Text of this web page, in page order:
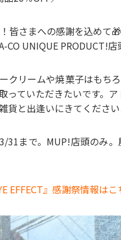
皆さまへの感謝を込めて
CO UNIQUE PRODUCT!
クリームや焼菓子はもち
っていただきたいです。
貨と出逢いにきてくださ
31まで。MUP!店頭のみ
EFFECT』感謝祭情報は